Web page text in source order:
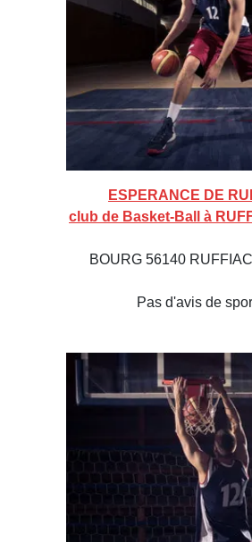
ESPERANCE DE
club de Basket-Ball à
BOURG 56140 RUFFIAC
Pas d'avis de